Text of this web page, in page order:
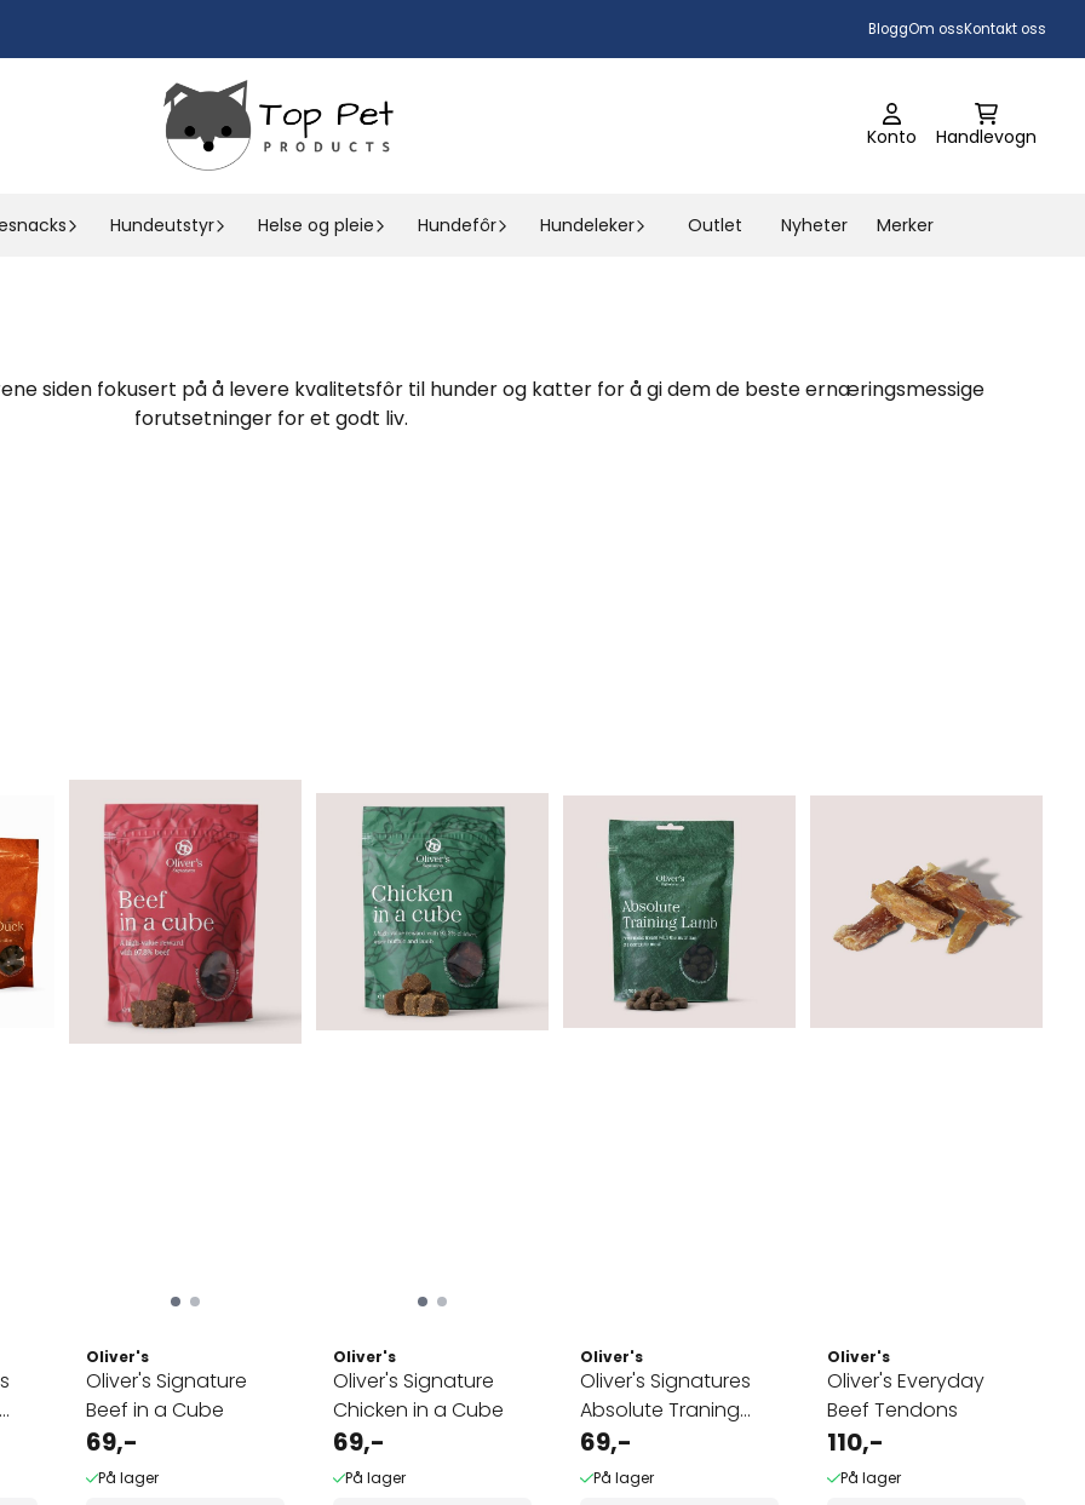
BloggOm ossKontakt oss
Konto Handlevogn
Hundeutstyr Helse og pleie Hundefôr Hundeleker Outlet Nyheter Merker
siden fokusert på å levere kvalitetsfôr til hunder og katter for å gi dem de beste ernæringsmessige
forutsetninger for et godt liv.
Oliver's
Oliver's Signature
Beef in a Cube
69,-
På lager
Oliver's
Oliver's Signature
Chicken in a Cube
69,-
På lager
Oliver's
Oliver's Signatures
Absolute Traning
Lamb ...
69,-
På lager
Oliver's
Oliver's Everyday
Beef Tendons
110,-
På lager